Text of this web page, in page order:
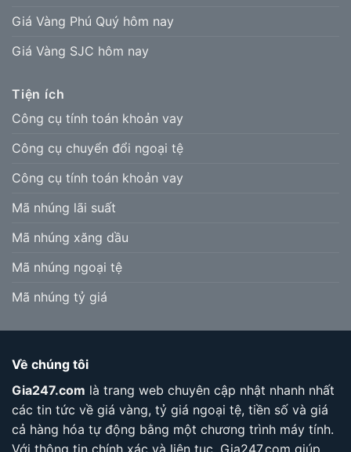
Giá Vàng Phú Quý hôm nay
Giá Vàng SJC hôm nay
Tiện ích
Công cụ tính toán khoản vay
Công cụ chuyển đổi ngoại tệ
Công cụ tính toán khoản vay
Mã nhúng lãi suất
Mã nhúng xăng dầu
Mã nhúng ngoại tệ
Mã nhúng tỷ giá
Về chúng tôi
Gia247.com là trang web chuyên cập nhật nhanh nhất
các tin tức về giá vàng, tỷ giá ngoại tệ, tiền số và giá
cả hàng hóa tự động bằng một chương trình máy tính.